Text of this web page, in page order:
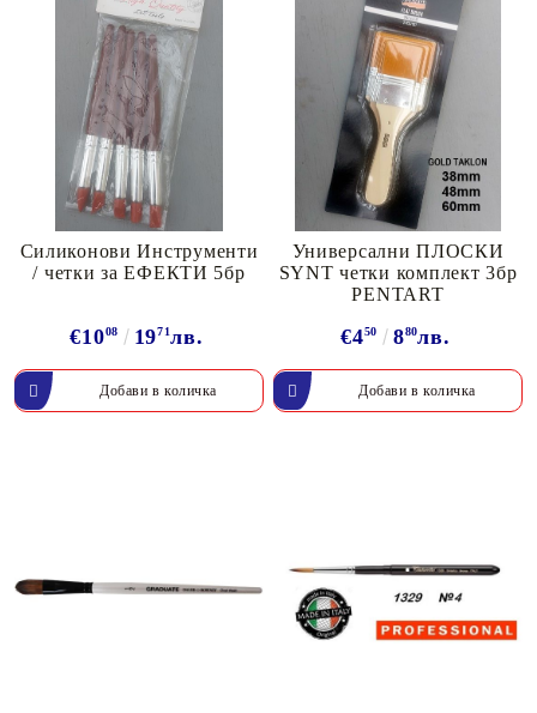
Силиконови Инструменти
/ четки за ЕФЕКТИ 5бр
€1008 1971лв.
Универсални ПЛОСКИ
SYNT четки комплект 3бр
PENTART
€450 880лв.